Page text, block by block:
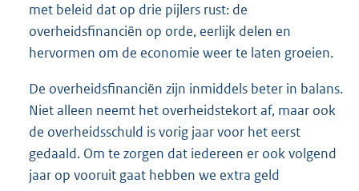
met beleid dat op drie pijlers rust: de
overheidsfinanciën op orde, eerlijk delen en
hervormen om de economie weer te laten groeien.
De overheidsfinanciën zijn inmiddels beter in balans.
Niet alleen neemt het overheidstekort af, maar ook
de overheidsschuld is vorig jaar voor het eerst
gedaald. Om te zorgen dat iedereen er ook volgend
jaar op vooruit gaat hebben we extra geld